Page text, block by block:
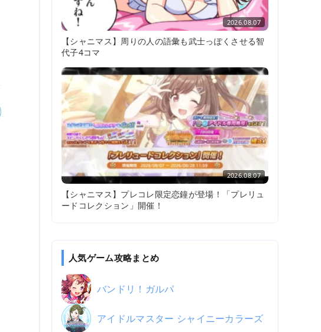
2026.08.07
【シャニマス】周りの人の語彙も武士っぽくさせる智
代子4コマ
2026.08.07
【シャニマス】プレコレ限定恋鐘が登場！「プレリュ
ードコレクション」開催！
人気ゲーム攻略まとめ
バンドリ！ガルパ
アイドルマスター シャイニーカラーズ